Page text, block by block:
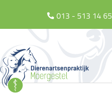
013 - 513 14 65